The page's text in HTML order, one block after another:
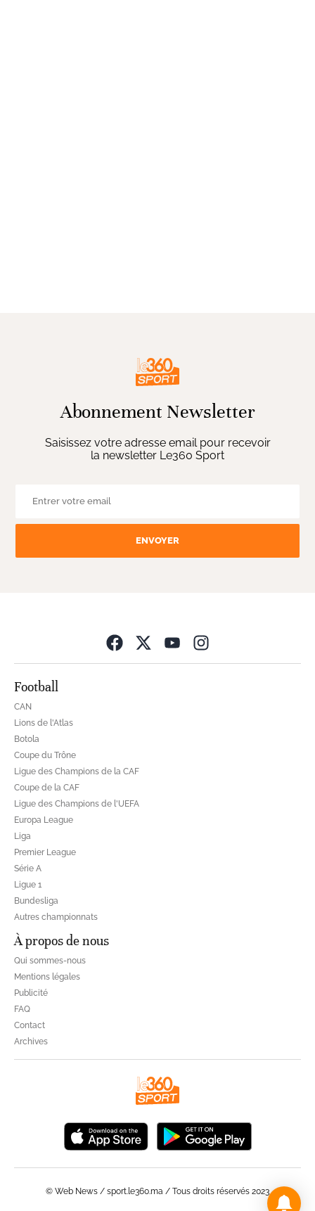
Abonnement Newsletter
Saisissez votre adresse email pour recevoir
la newsletter Le360 Sport
ENVOYER
Football
CAN
Lions de l'Atlas
Botola
Coupe du Trône
Ligue des Champions de la CAF
Coupe de la CAF
Ligue des Champions de l'UEFA
Europa League
Liga
Premier League
Série A
Ligue 1
Bundesliga
Autres championnats
À propos de nous
Qui sommes-nous
Mentions légales
Publicité
FAQ
Contact
Archives
© Web News / sport.le360.ma / Tous droits réservés 2023